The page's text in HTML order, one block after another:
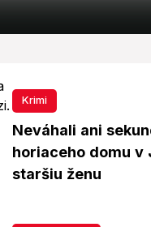
Krimi
Neváhali ani
horiaceho domu v
staršiu ženu